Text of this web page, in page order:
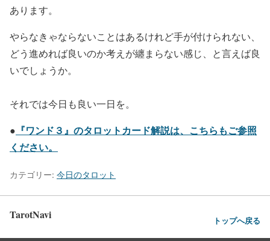
あります。
やらなきゃならないことはあるけれど手が付けられない、
どう進めれば良いのか考えが纏まらない感じ、と言えば良
いでしょうか。
それでは今日も良い一日を。
● 『ワンド３』のタロットカード解説は、こちらもご参照
ください。
カテゴリー: 今日のタロット
TarotNavi トップへ戻る